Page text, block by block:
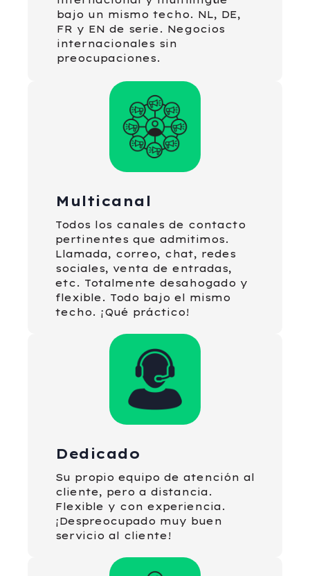
bajo un mismo techo. NL, DE,
FR y EN de serie. Negocios
internacionales sin
preocupaciones.
Multicanal
Todos los canales de contacto
pertinentes que admitimos.
Llamada, correo, chat, redes
sociales, venta de entradas,
etc. Totalmente desahogado y
flexible. Todo bajo el mismo
techo. ¡Qué práctico!
Dedicado
Su propio equipo de atención al
cliente, pero a distancia.
Flexible y con experiencia.
¡Despreocupado muy buen
servicio al cliente!